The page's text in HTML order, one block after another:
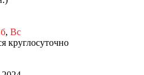
, Вс
круглосуточно